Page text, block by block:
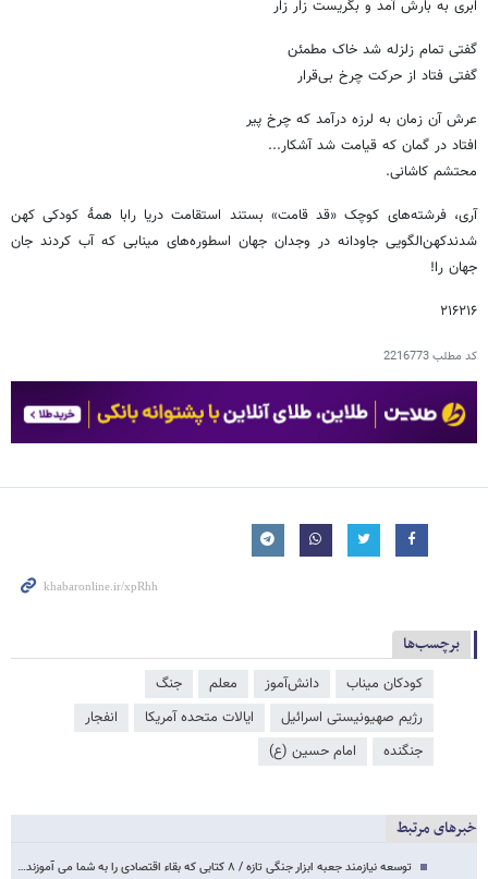
ابری به بارش آمد و بگریست زار زار
گفتی تمام زلزله شد خاک مطمئن
گفتی فتاد از حرکت چرخ بی‌قرار
عرش آن زمان به لرزه درآمد که چرخ پیر
افتاد در گمان که قیامت شد آشکار...
محتشم کاشانی.
آری، فرشته‌های کوچک «قد قامت» بستند استقامت دریا رابا همۀ کودکی کهن
شدندکهن‌الگویی جاودانه در وجدان جهان اسطوره‌های مینابی که آب کردند جان
جهان را!
۲۱۶۲۱۶
کد مطلب2216773
برچسب‌ها
کودکان میناب دانش‌آموز معلم
جنگ
رژیم صهیونیستی اسرائیل
ایالات متحده آمریکا
انفجار
جنگنده
امام حسین (ع)
خبرهای مرتبط
توسعه نیازمند جعبه ابزار جنگی تازه / ۸ کتابی که بقاء اقتصادی را به شما می آموزند…